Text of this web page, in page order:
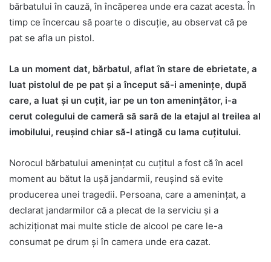
bărbatului în cauză, în încăperea unde era cazat acesta. În
timp ce încercau să poarte o discuție, au observat că pe
pat se afla un pistol.
La un moment dat, bărbatul, aflat în stare de ebrietate, a
luat pistolul de pe pat și a început să-i amenințe, după
care, a luat și un cuțit, iar pe un ton amenințător, i-a
cerut colegului de cameră să sară de la etajul al treilea al
imobilului, reușind chiar să-l atingă cu lama cuțitului.
Norocul bărbatului amenințat cu cuțitul a fost că în acel
moment au bătut la ușă jandarmii, reușind să evite
producerea unei tragedii. Persoana, care a amenințat, a
declarat jandarmilor că a plecat de la serviciu și a
achiziționat mai multe sticle de alcool pe care le-a
consumat pe drum și în camera unde era cazat.